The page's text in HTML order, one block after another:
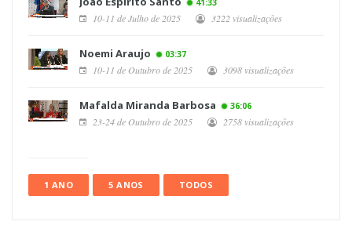
10-11 de Julho de 2025 3222 visualizações
Noemi Araujo 03:37
10-11 de Outubro de 2025 3098 visualizações
Mafalda Miranda Barbosa 36:06
23-24 de Outubro de 2025 2758 visualizações
1 ANO 5 ANOS TODOS